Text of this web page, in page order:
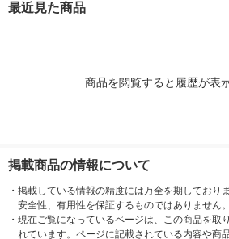
最近見た商品
商品を閲覧すると履歴が表
掲載商品の情報について
・ 掲載している情報の精度には万全を期しており
安全性、有用性を保証するものではありません。
・ 現在ご覧になっているページは、この商品を取
れています。ページに記載されている内容や商